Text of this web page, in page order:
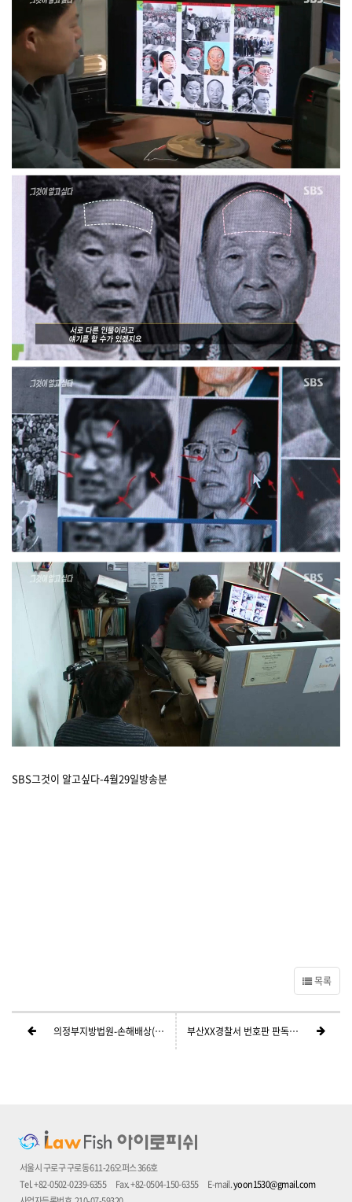
SBS그것이 알고싶다-4월29일방송분
목록
의정부지방법원-손해배상(동영상-영상편집여부) 부산XX경찰서 번호판 판독 의뢰 공문
서울시 구로구 구로동 611-26오퍼스 366호
Tel. +82-0502-0239-6355
Fax. +82-0504-150-6355 E-mail.yoon1530@gmail.com